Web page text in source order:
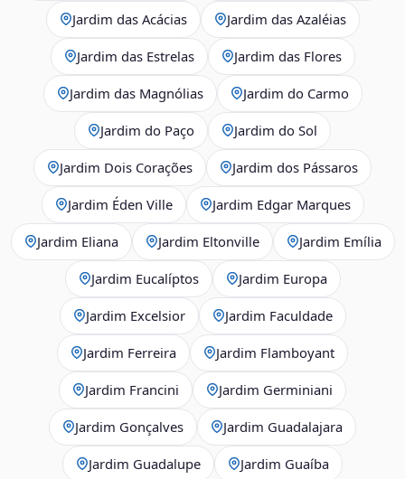
Jardim das Acácias Jardim das Azaléias
Jardim das Estrelas Jardim das Flores
Jardim das Magnólias Jardim do Carmo
Jardim do Paço Jardim do Sol
Jardim Dois Corações Jardim dos Pássaros
Jardim Éden Ville Jardim Edgar Marques
Jardim Eliana Jardim Eltonville Jardim Emília
Jardim Eucalíptos Jardim Europa
Jardim Excelsior Jardim Faculdade
Jardim Ferreira Jardim Flamboyant
Jardim Francini Jardim Germiniani
Jardim Gonçalves Jardim Guadalajara
Jardim Guadalupe Jardim Guaíba